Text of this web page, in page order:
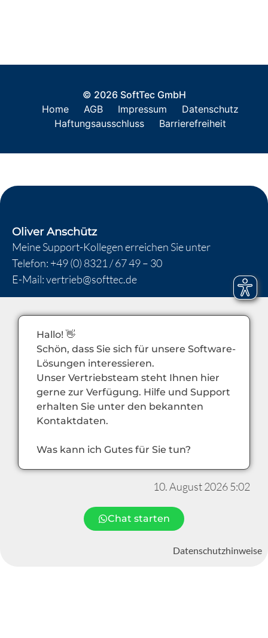
© 2026 SoftTec GmbH
Home
AGB Impressum
Datenschutz
Haftungsausschluss
Barrierefreiheit
Oliver Anschütz
Meine Support-Kollegen erreichen Sie unter
Telefon: +49 (0) 8321 / 67 49 – 30
E-Mail:vertrieb@softtec.de
Hallo! 👋
Schön, dass Sie sich für unsere Software-
Lösungen interessieren.
Unser Vertriebsteam steht Ihnen hier
gerne zur Verfügung. Hilfe und Support
erhalten Sie unter den bekannten
Kontaktdaten.
Was kann ich Gutes für Sie tun?
10. August 2026 5:02
Chat starten
Datenschutzhinweise